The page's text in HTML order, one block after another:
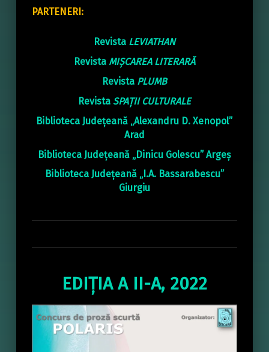
PARTENERI:
Revista LEVIATHAN
Revista MIȘCAREA LITERARĂ
Revista PLUMB
Revista SPAȚII CULTURALE
Biblioteca Județeană „Alexandru D. Xenopol”
Arad
Biblioteca Județeană „Dinicu Golescu” Argeș
Biblioteca Județeană „I.A. Bassarabescu”
Giurgiu
EDIȚIA A II-A, 2022